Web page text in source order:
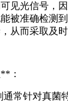
见光信号，
被准确检测
从而采取及时
：
常针对真菌